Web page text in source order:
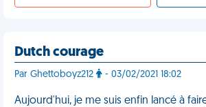
Dutch courage
Par Ghettoboyz212 - 03/02/2021 18:02
Aujourd'hui, je me suis enfin lancé à